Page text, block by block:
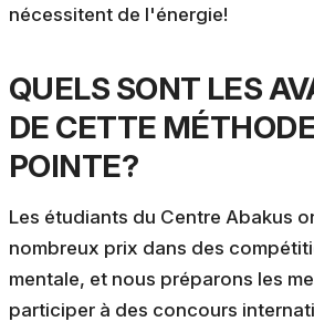
nécessitent de l'énergie!
QUELS SONT LES
DE CETTE
POINTE?
Les étudiants du Centre Abakus
nombreux prix dans des
mentale, et nous préparons les
participer à des concours